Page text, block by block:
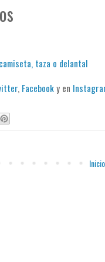
taza o delantal
, Facebooky en
Inicio